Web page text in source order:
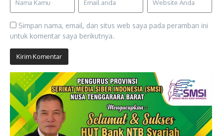
Simpan nama, email, dan situs web saya pada peramban ini
untuk komentar saya berikutnya.